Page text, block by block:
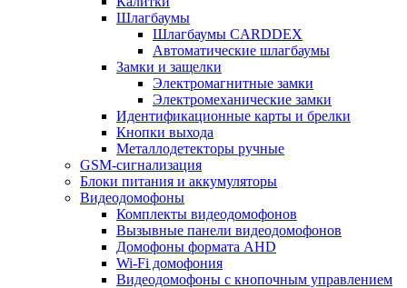
Шлагбаумы
Шлагбаумы CARDDEX
Автоматические шлагбаумы
Замки и защелки
Электромагнитные замки
Электромеханические замки
Идентификационные карты и брелки
Кнопки выхода
Металлодетекторы ручные
GSM-сигнализация
Блоки питания и аккумуляторы
Видеодомофоны
Комплекты видеодомофонов
Вызывные панели видеодомофонов
Домофоны формата AHD
Wi-Fi домофония
Видеодомофоны с кнопочным управлением